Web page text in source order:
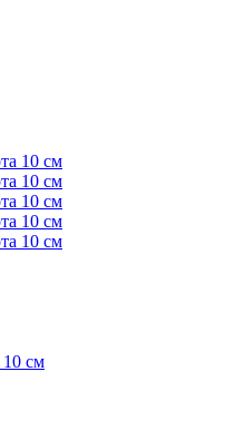
10 см